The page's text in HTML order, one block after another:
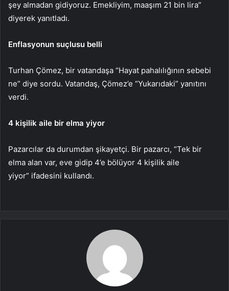
şey almadan gidiyoruz. Emekliyim, maaşım 21 bin lira”
diyerek yanıtladı.
Enflasyonun suçlusu belli
Turhan Çömez, bir vatandaşa “Hayat pahalılığının sebebi
ne” diye sordu. Vatandaş, Çömez’e “Yukarıdaki” yanıtını
verdi.
4 kişilik aile bir elma yiyor
Pazarcılar da durumdan şikayetçi. Bir pazarcı, “Tek bir
elma alan var, eve gidip 4’e bölüyor 4 kişilik aile
yiyor” ifadesini kullandı.